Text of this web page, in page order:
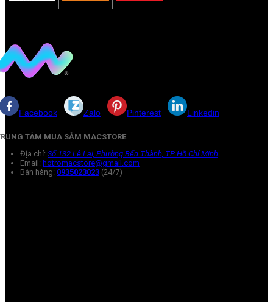
Facebook Zalo Pinterest Linkedin
TÂM MUA SẮM MACSTORE
Địa chỉ: Số 132 Lê Lai, Phường Bến Thành, TP Hồ Chí Minh
Email: hotromacstore@gmail.com
Bán hàng: 0935023023 (24/7)